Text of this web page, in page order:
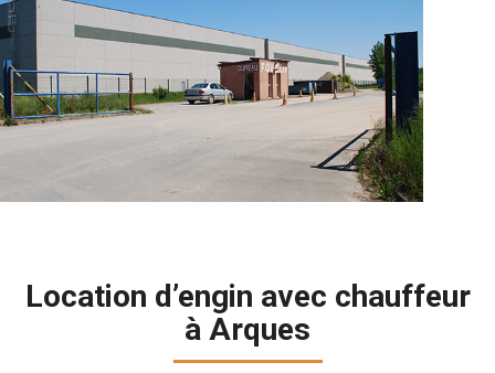
Location d’engin avec chauffeur
à Arques